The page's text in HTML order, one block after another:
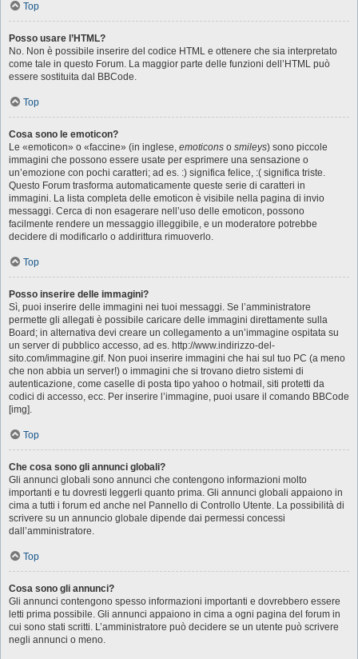
Top
Posso usare l’HTML?
No. Non è possibile inserire del codice HTML e ottenere che sia interpretato
come tale in questo Forum. La maggior parte delle funzioni dell’HTML può
essere sostituita dal BBCode.
Top
Cosa sono le emoticon?
Le «emoticon» o «faccine» (in inglese, emoticons o smileys) sono piccole
immagini che possono essere usate per esprimere una sensazione o
un’emozione con pochi caratteri; ad es. :) significa felice, :( significa triste.
Questo Forum trasforma automaticamente queste serie di caratteri in
immagini. La lista completa delle emoticon è visibile nella pagina di invio
messaggi. Cerca di non esagerare nell’uso delle emoticon, possono
facilmente rendere un messaggio illeggibile, e un moderatore potrebbe
decidere di modificarlo o addirittura rimuoverlo.
Top
Posso inserire delle immagini?
Sì, puoi inserire delle immagini nei tuoi messaggi. Se l’amministratore
permette gli allegati è possibile caricare delle immagini direttamente sulla
Board; in alternativa devi creare un collegamento a un’immagine ospitata su
un server di pubblico accesso, ad es. http://www.indirizzo-del-
sito.com/immagine.gif. Non puoi inserire immagini che hai sul tuo PC (a meno
che non abbia un server!) o immagini che si trovano dietro sistemi di
autenticazione, come caselle di posta tipo yahoo o hotmail, siti protetti da
codici di accesso, ecc. Per inserire l’immagine, puoi usare il comando BBCode
[img].
Top
Che cosa sono gli annunci globali?
Gli annunci globali sono annunci che contengono informazioni molto
importanti e tu dovresti leggerli quanto prima. Gli annunci globali appaiono in
cima a tutti i forum ed anche nel Pannello di Controllo Utente. La possibilità di
scrivere su un annuncio globale dipende dai permessi concessi
dall’amministratore.
Top
Cosa sono gli annunci?
Gli annunci contengono spesso informazioni importanti e dovrebbero essere
letti prima possibile. Gli annunci appaiono in cima a ogni pagina del forum in
cui sono stati scritti. L’amministratore può decidere se un utente può scrivere
negli annunci o meno.